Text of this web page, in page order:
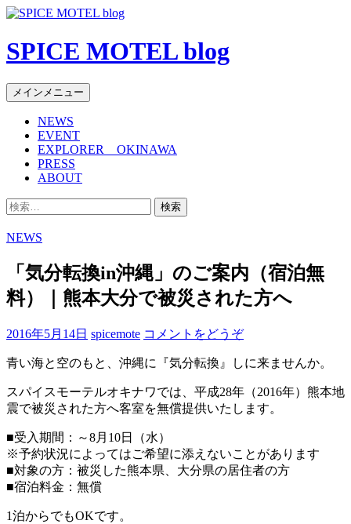
SPICE MOTEL blog
検
索
メインメニュー コ
ツ
NEWS
EVENT
EXPLORER OKINAWA
PRESS
ABOUT
検
NEWS
「気分転換in沖縄」のご案内（宿泊無
料）｜熊本大分で被災された方へ
2016年5月14日 spicemote コメントをどうぞ
青い海と空のもと、沖縄に『気分転換』しに来ませんか。
スパイスモーテルオキナワでは、平成28年（2016年）熊本地
震で被災された方へ客室を無償提供いたします。
■受入期間：～8月10日（水）
※予約状況によってはご希望に添えないことがあります
■対象の方：被災した熊本県、大分県の居住者の方
■宿泊料金：無償
1泊からでもOKです。